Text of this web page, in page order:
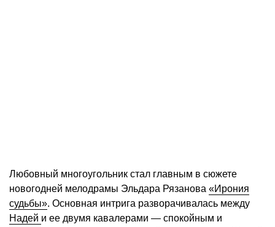
Любовный многоугольник стал главным в сюжете
новогодней мелодрамы Эльдара Рязанова «Ирония
судьбы». Основная интрига разворачивалась между
Надей и ее двумя кавалерами — спокойным и